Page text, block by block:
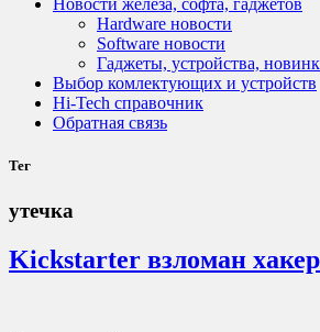
Hardware новости
Software новости
Гаджеты, устройства,
Выбор комлектующих и устройств
Hi-Tech справочник
Обратная связь
Тег
утечка
Kickstarter взломан